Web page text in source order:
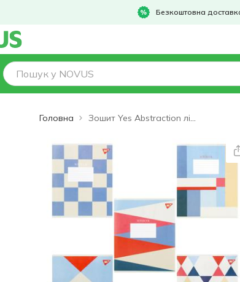
Безкоштовна
Головна Зошит Yes Abstraction лінія А5 48 аркушів